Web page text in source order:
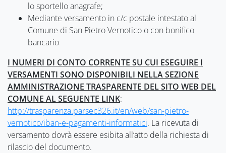
lo sportello anagrafe;
Mediante versamento in c/c postale intestato al
Comune di San Pietro Vernotico o con bonifico
bancario
I NUMERI DI CONTO CORRENTE SU CUI ESEGUIRE I
VERSAMENTI SONO DISPONIBILI NELLA SEZIONE
AMMINISTRAZIONE TRASPARENTE DEL SITO WEB DEL
COMUNE AL SEGUENTE LINK:
http://trasparenza.parsec326.it/en/web/san-pietro-
vernotico/iban-e-pagamenti-informatici. La ricevuta di
versamento dovrà essere esibita all’atto della richiesta di
rilascio del documento.